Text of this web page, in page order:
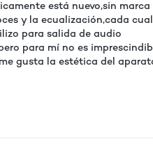
está nuevo,sin marca
y la ecualización,cada
para salida de audio
para mí no es
gusta la estética del